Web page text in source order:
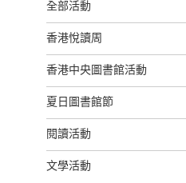
全部活動
香港悅讀周
香港中央圖書館活動
夏日圖書館節
閱讀活動
文學活動